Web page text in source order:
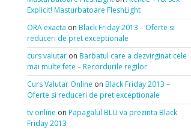
Explicit! Masturbatoare FleshLight
ORA exacta on Black Friday 2013 – Oferte si
reduceri de pret exceptionale
curs valutar on Barbatul care a dezvirginat cele
mai multe fete – Recordurile regilor
Curs Valutar Online on Black Friday 2013 –
Oferte si reduceri de pret exceptionale
tv online on Papagalul BLU va prezinta Black
Friday 2013